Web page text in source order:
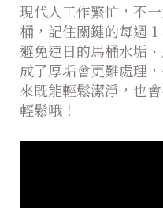
現代人工作繁忙，不
桶，記住關鍵的每週
避免連日的馬桶水垢
成了厚垢會更難處理
來既能輕鬆潔淨，也
輕鬆哦！